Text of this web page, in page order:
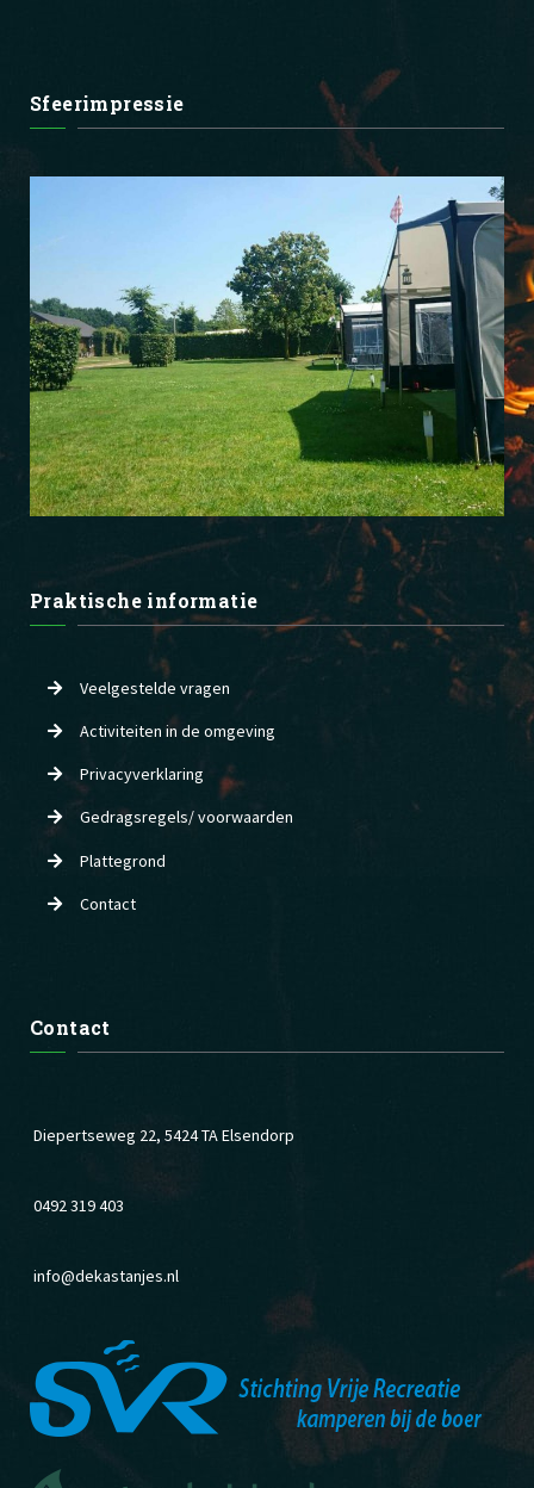
Sfeerimpressie
Praktische informatie
Veelgestelde vragen
Activiteiten in de omgeving
Privacyverklaring
Gedragsregels/ voorwaarden
Plattegrond
Contact
Contact
Diepertseweg 22, 5424 TA Elsendorp
0492 319 403
info@dekastanjes.nl